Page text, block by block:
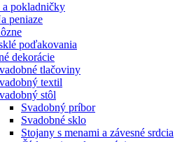
a pokladničky
peniaze
poďakovania
dekorácie
tlačoviny
textil
stôl
Svadobný príbor
Svadobné sklo
Stojany s menami a závesné srdcia